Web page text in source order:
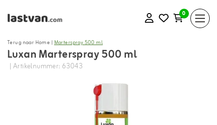
0
Terug naar Home |Marterspray 500 ml
Luxan Marterspray 500 ml
| Artikelnummer: 63043